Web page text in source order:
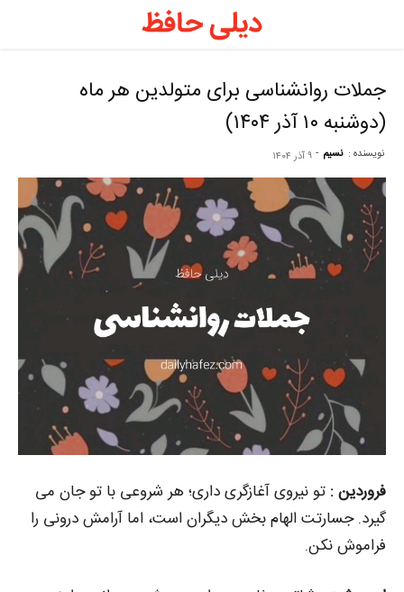
جملات روانشناسی برای متولدین هر ماه
(دوشنبه ۱۰ آذر ۱۴۰۴)
نویسنده : نسیم - ۹ آذر ۱۴۰۴
فروردین : تو نیروی آغازگری داری؛ هر شروعی با تو جان می‌
گیرد. جسارتت الهام‌ بخش دیگران است، اما آرامش درونی را
فراموش نکن.